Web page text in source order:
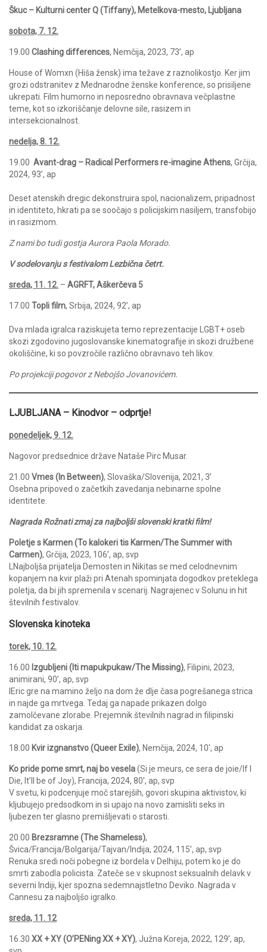
Škuc – Kulturni center Q (Tiffany), Metelkova-mesto, Ljubljana
sobota, 7. 12.
19.00 Clashing differences, Nemčija, 2023, 73’, ap
House of Womxn (Hiša žensk) ima težave z raznolikostjo. Ker jim
grozi odstranitev z Mednarodne ženske konference, so prisiljene
ukrepati. Film humorno in neposredno obravnava večplastne
teme, kot so izkoriščanje delovne sile, rasizem in
intersekcionalnost.
nedelja, 8. 12.
19.00 Avant-drag – Radical Performers re-imagine Athens, Grčija,
2024, 93’, ap
Deset atenskih dregic dekonstruira spol, nacionalizem, pripadnost
in identiteto, hkrati pa se soočajo s policijskim nasiljem, transfobijo
in rasizmom.
Z nami bo tudi gostja Aurora Paola Morado.
V sodelovanju s festivalom Lezbična četrt.
sreda, 11. 12. – AGRFT, Aškerčeva 5
17.00 Topli film, Srbija, 2024, 92’, ap
Dva mlada igralca raziskujeta temo reprezentacije LGBT+ oseb
skozi zgodovino jugoslovanske kinematografije in skozi družbene
okoliščine, ki so povzročile različno obravnavo teh likov.
Po projekciji pogovor z Nebojšo Jovanovićem.
LJUBLJANA – Kinodvor – odprtje!
ponedeljek, 9. 12.
Nagovor predsednice države Nataše Pirc Musar.
21.00 Vmes (In Between), Slovaška/Slovenija, 2021, 3’
Osebna pripoved o začetkih zavedanja nebinarne spolne
identitete.
Nagrada Rožnati zmaj za najboljši slovenski kratki film!
Poletje s Karmen (To kalokeri tis Karmen/The Summer with
Carmen), Grčija, 2023, 106’, ap, svp
LNajboljša prijatelja Demosten in Nikitas se med celodnevnim
kopanjem na kvir plaži pri Atenah spominjata dogodkov preteklega
poletja, da bi jih spremenila v scenarij. Nagrajenec v Solunu in hit
številnih festivalov.
Slovenska kinoteka
torek, 10. 12.
16.00 Izgubljeni (Iti mapukpukaw/The Missing), Filipini, 2023,
animirani, 90’, ap, svp
IEric gre na mamino željo na dom že dlje časa pogrešanega strica
in najde ga mrtvega. Tedaj ga napade prikazen dolgo
zamolčevane zlorabe. Prejemnik številnih nagrad in filipinski
kandidat za oskarja.
18.00 Kvir izgnanstvo (Queer Exile), Nemčija, 2024, 10′, ap
Ko pride pome smrt, naj bo vesela(Si je meurs, ce sera de joie/If I
Die, It’ll be of Joy), Francija, 2024, 80′, ap, svp
V svetu, ki podcenjuje moč starejših, govori skupina aktivistov, ki
kljubujejo predsodkom in si upajo na novo zamisliti seks in
ljubezen ter glasno premišljevati o starosti.
20.00 Brezsramne (The Shameless),
Švica/Francija/Bolgarija/Tajvan/Indija, 2024, 115’, ap, svp
Renuka sredi noči pobegne iz bordela v Delhiju, potem ko je do
smrti zabodla policista. Zateče se v skupnost seksualnih delavk v
severni Indiji, kjer spozna sedemnajstletno Deviko. Nagrada v
Cannesu za najboljšo igralko.
sreda, 11. 12
16.30 XX + XY (O’PENing XX + XY), Južna Koreja, 2022, 129’, ap,